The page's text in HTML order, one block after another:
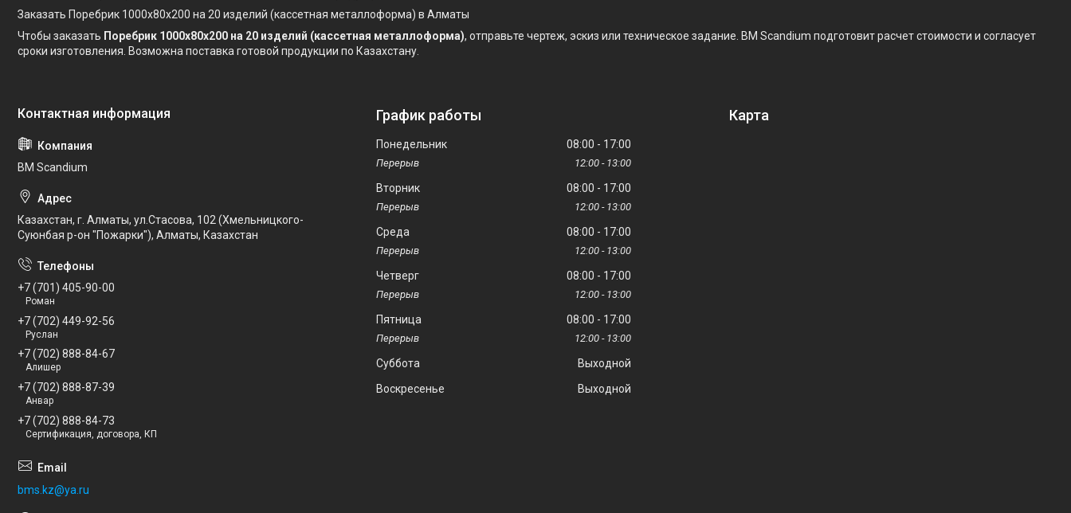
Заказать Поребрик 1000х80х200 на 20 изделий (кассетная металлоформа) в Алматы
Чтобы заказать Поребрик 1000х80х200 на 20 изделий (кассетная металлоформа), отправьте чертеж, эскиз или техническое задание. BM Scandium подготовит расчет стоимости и согласует
сроки изготовления. Возможна поставка готовой продукции по Казахстану.
BM Scandium
Казахстан, г. Алматы, ул.Стасова, 102 (Хмельницкого-
Суюнбая р-он "Пожарки"), Алматы, Казахстан
+7 (701) 405-90-00
Роман
+7 (702) 449-92-56
Руслан
+7 (702) 888-84-67
Алишер
+7 (702) 888-87-39
Анвар
+7 (702) 888-84-73
Сертификация, договора, КП
bms.kz@ya.ru
График работы
Понедельник 08:00 17:00
12:00 13:00
Вторник 08:00 17:00
12:00 13:00
Среда 08:00 17:00
12:00 13:00
Четверг 08:00 17:00
12:00 13:00
Пятница 08:00 17:00
12:00 13:00
Суббота
Выходной
Воскресенье
Выходной
Карта